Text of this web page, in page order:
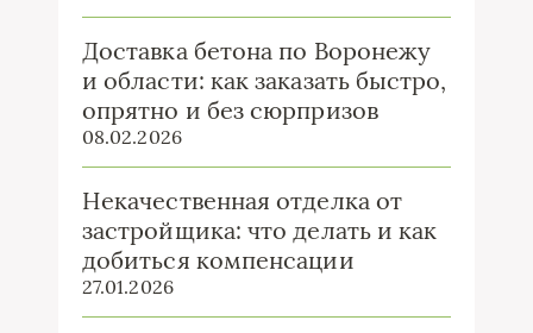
Доставка бетона по Воронежу
и области: как заказать быстро,
опрятно и без сюрпризов
08.02.2026
Некачественная отделка от
застройщика: что делать и как
добиться компенсации
27.01.2026